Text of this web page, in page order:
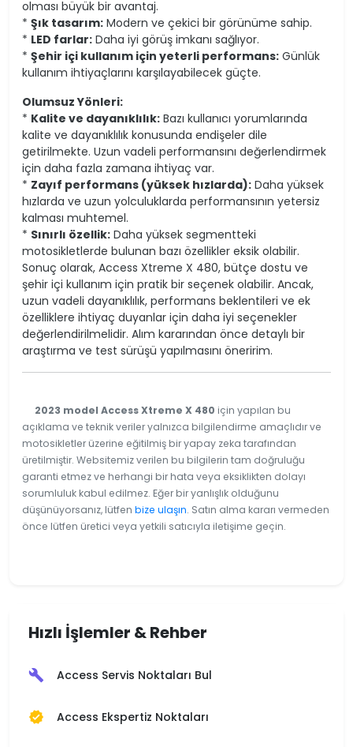
olması büyük bir avantaj.
* Şık tasarım: Modern ve çekici bir görünüme sahip.
* LED farlar: Daha iyi görüş imkanı sağlıyor.
* Şehir içi kullanım için yeterli performans: Günlük
kullanım ihtiyaçlarını karşılayabilecek güçte.
Olumsuz Yönleri:
* Kalite ve dayanıklılık: Bazı kullanıcı yorumlarında
kalite ve dayanıklılık konusunda endişeler dile
getirilmekte. Uzun vadeli performansını değerlendirmek
için daha fazla zamana ihtiyaç var.
* Zayıf performans (yüksek hızlarda): Daha yüksek
hızlarda ve uzun yolculuklarda performansının yetersiz
kalması muhtemel.
* Sınırlı özellik: Daha yüksek segmentteki
motosikletlerde bulunan bazı özellikler eksik olabilir.
Sonuç olarak, Access Xtreme X 480, bütçe dostu ve
şehir içi kullanım için pratik bir seçenek olabilir. Ancak,
uzun vadeli dayanıklılık, performans beklentileri ve ek
özelliklere ihtiyaç duyanlar için daha iyi seçenekler
değerlendirilmelidir. Alım kararından önce detaylı bir
araştırma ve test sürüşü yapılmasını öneririm.
2023 model Access Xtreme X 480 için yapılan bu
açıklama ve teknik veriler yalnızca bilgilendirme amaçlıdır ve
motosikletler üzerine eğitilmiş bir yapay zeka tarafından
üretilmiştir. Websitemiz verilen bu bilgilerin tam doğruluğu
garanti etmez ve herhangi bir hata veya eksiklikten dolayı
sorumluluk kabul edilmez. Eğer bir yanlışlık olduğunu
düşünüyorsanız, lütfen bize ulaşın. Satın alma kararı vermeden
önce lütfen üretici veya yetkili satıcıyla iletişime geçin.
Hızlı İşlemler & Rehber
build Access Servis Noktaları Bul
verified Access Ekspertiz Noktaları